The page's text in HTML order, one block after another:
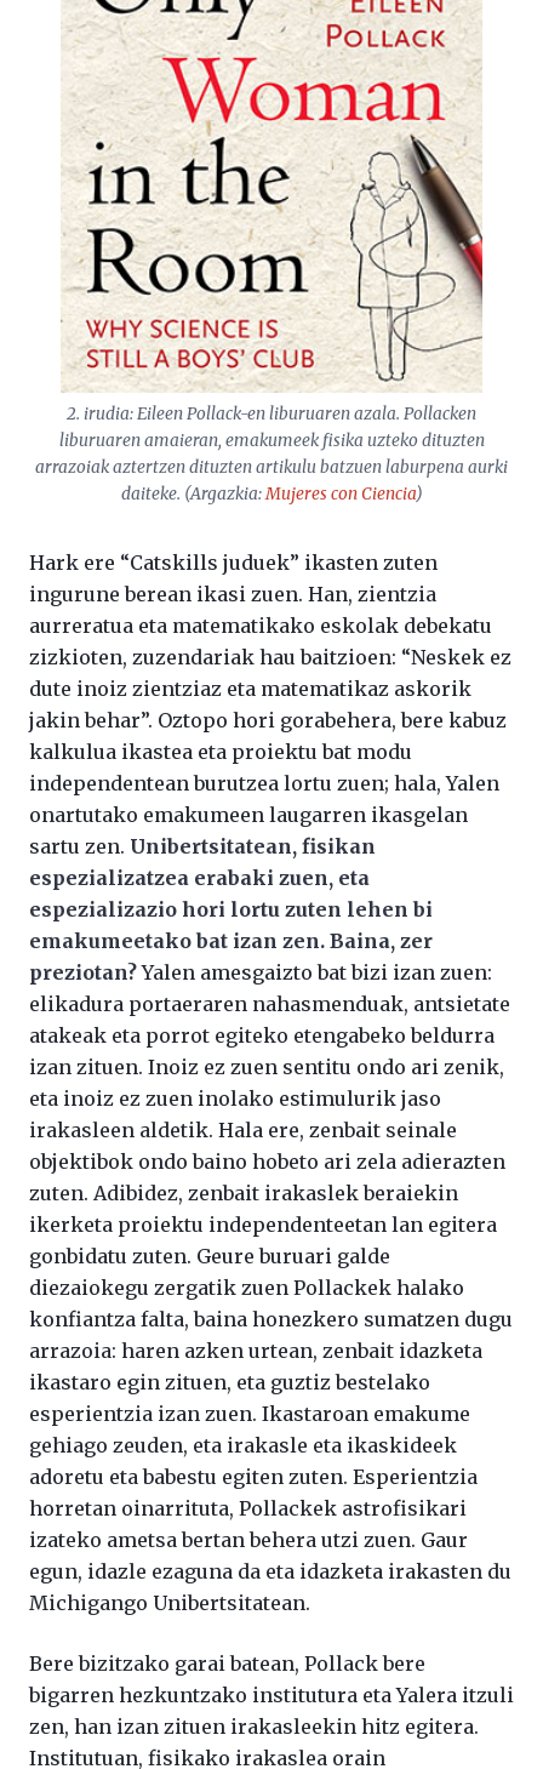
2. irudia: Eileen Pollack-en liburuaren azala. Pollacken
liburuaren amaieran, emakumeek fisika uzteko dituzten
arrazoiak aztertzen dituzten artikulu batzuen laburpena aurki
daiteke. (Argazkia:Mujeres con Ciencia)
Hark ere “Catskills juduek” ikasten zuten
ingurune berean ikasi zuen. Han, zientzia
aurreratua eta matematikako eskolak debekatu
zizkioten, zuzendariak hau baitzioen: “Neskek ez
dute inoiz zientziaz eta matematikaz askorik
jakin behar”. Oztopo hori gorabehera, bere kabuz
kalkulua ikastea eta proiektu bat modu
independentean burutzea lortu zuen; hala, Yalen
onartutako emakumeen laugarren ikasgelan
sartu zen. Unibertsitatean, fisikan
espezializatzea erabaki zuen, eta
espezializazio hori lortu zuten lehen bi
emakumeetako bat izan zen. Baina, zer
preziotan?Yalen amesgaizto bat bizi izan zuen:
elikadura portaeraren nahasmenduak, antsietate
atakeak eta porrot egiteko etengabeko beldurra
izan zituen. Inoiz ez zuen sentitu ondo ari zenik,
eta inoiz ez zuen inolako estimulurik jaso
irakasleen aldetik. Hala ere, zenbait seinale
objektibok ondo baino hobeto ari zela adierazten
zuten. Adibidez, zenbait irakaslek beraiekin
ikerketa proiektu independenteetan lan egitera
gonbidatu zuten. Geure buruari galde
diezaiokegu zergatik zuen Pollackek halako
konfiantza falta, baina honezkero sumatzen dugu
arrazoia: haren azken urtean, zenbait idazketa
ikastaro egin zituen, eta guztiz bestelako
esperientzia izan zuen. Ikastaroan emakume
gehiago zeuden, eta irakasle eta ikaskideek
adoretu eta babestu egiten zuten. Esperientzia
horretan oinarrituta, Pollackek astrofisikari
izateko ametsa bertan behera utzi zuen. Gaur
egun, idazle ezaguna da eta idazketa irakasten du
Michigango Unibertsitatean.
Bere bizitzako garai batean, Pollack bere
bigarren hezkuntzako institutura eta Yalera itzuli
zen, han izan zituen irakasleekin hitz egitera.
Institutuan, fisikako irakaslea orain